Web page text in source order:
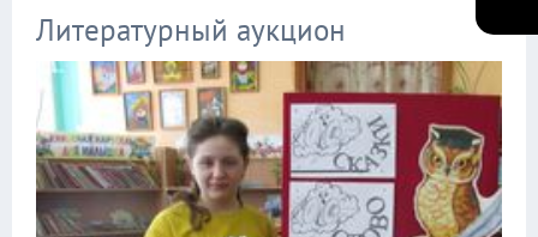
Литературный аукцион